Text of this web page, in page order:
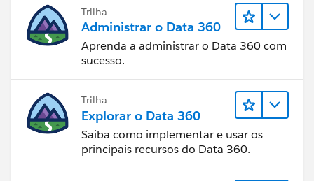
Trilha
Administrar o Data 360
Aprenda a administrar o Data 360 com
sucesso.
Trilha
Explorar o Data 360
Saiba como implementar e usar os
principais recursos do Data 360.